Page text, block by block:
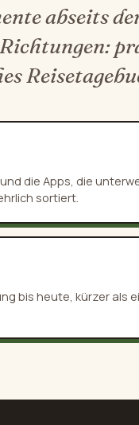
abseits
die Apps, die
sortiert.
bis heute, kürzer als